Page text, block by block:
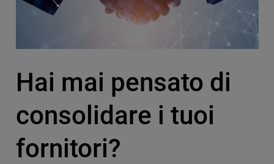
Hai mai pensato di
consolidare i tuoi
fornitori?